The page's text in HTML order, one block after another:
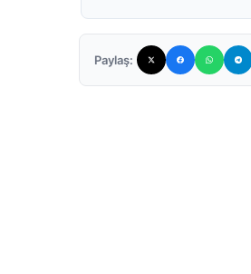
Paylaş: